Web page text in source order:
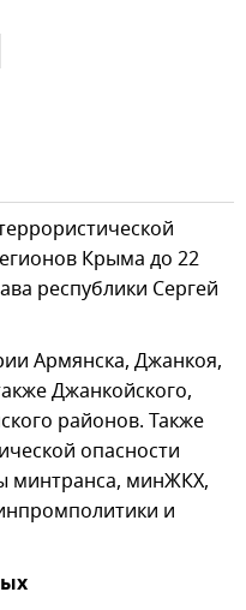
Крыма до 22
республики Сергей
Армянска, Джанкоя,
Джанкойского,
районов. Также
опасности
минтранса, минЖКХ,
и